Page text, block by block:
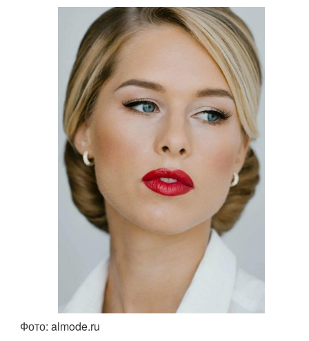
Фото: almode.ru